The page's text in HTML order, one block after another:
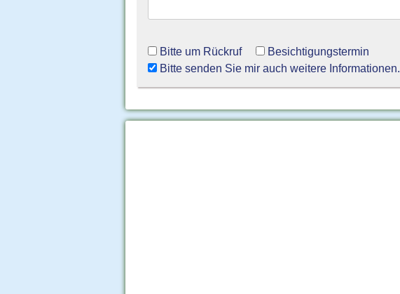
Bitte um Rückruf
Besichtigungstermin
Bitte senden Sie mir auch weitere Informationen.